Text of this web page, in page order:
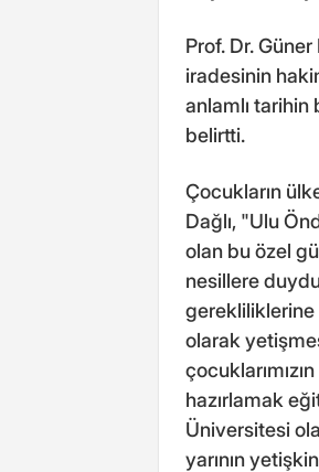
Prof. Dr.
iradesinin
anlamlı tarihin
belirtti.
Çocukların
Dağlı, "Ulu
olan bu özel
nesillere
olarak
hazırlamak
Üniversitesi
yarının